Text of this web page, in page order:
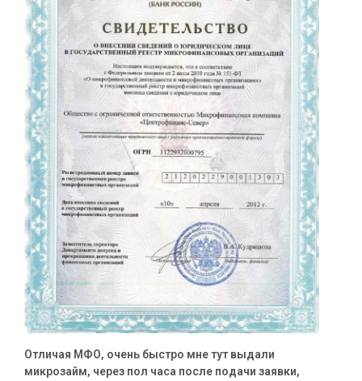
Отличая МФО, очень быстро мне тут выдали
микрозайм, через пол часа после подачи заявки,